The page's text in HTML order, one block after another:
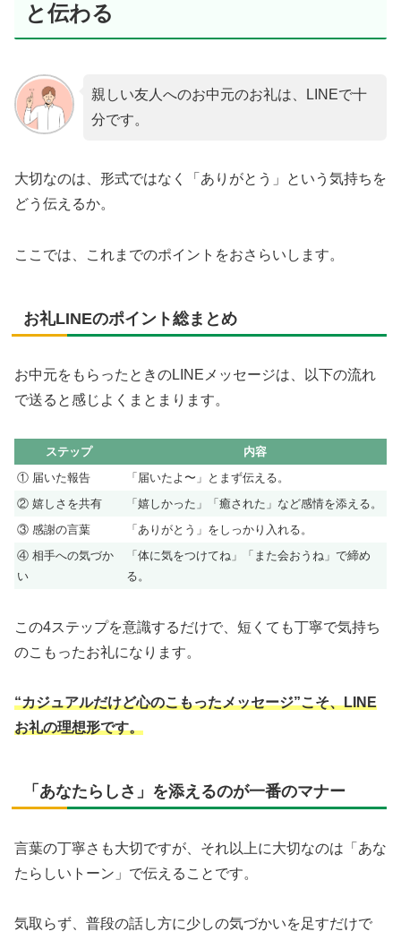
と伝わる
親しい友人へのお中元のお礼は、LINEで十
分です。
大切なのは、形式ではなく「ありがとう」という気持ちを
どう伝えるか。
ここでは、これまでのポイントをおさらいします。
お礼LINEのポイント総まとめ
お中元をもらったときのLINEメッセージは、以下の流れ
で送ると感じよくまとまります。
ステップ
内容
① 届いた報告
「届いたよ〜」とまず伝える。
② 嬉しさを共有
「嬉しかった」「癒された」など感情を添える。
③ 感謝の言葉
「ありがとう」をしっかり入れる。
④ 相手への気づか
い
「体に気をつけてね」「また会おうね」で締め
る。
この4ステップを意識するだけで、短くても丁寧で気持ち
のこもったお礼になります。
“カジュアルだけど心のこもったメッセージ”こそ、LINE
お礼の理想形です。
「あなたらしさ」を添えるのが一番のマナー
言葉の丁寧さも大切ですが、それ以上に大切なのは「あな
たらしいトーン」で伝えることです。
気取らず、普段の話し方に少しの気づかいを足すだけで